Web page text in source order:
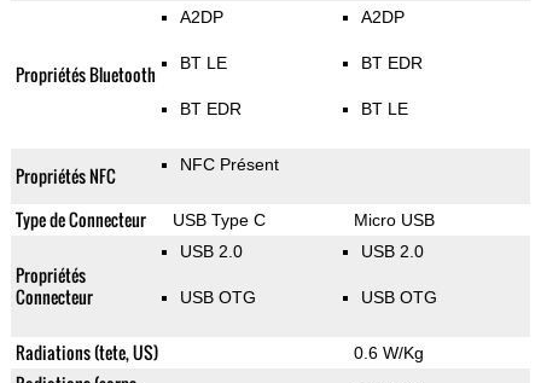
Propriétés Bluetooth
A2DP
BT LE
BT EDR
A2DP
BT EDR
BT LE
Propriétés NFC NFC Présent
Type de Connecteur USB Type C Micro USB
Propriétés
Connecteur
USB 2.0
USB OTG
USB 2.0
USB OTG
Radiations (tete, US) 0.6 W/Kg